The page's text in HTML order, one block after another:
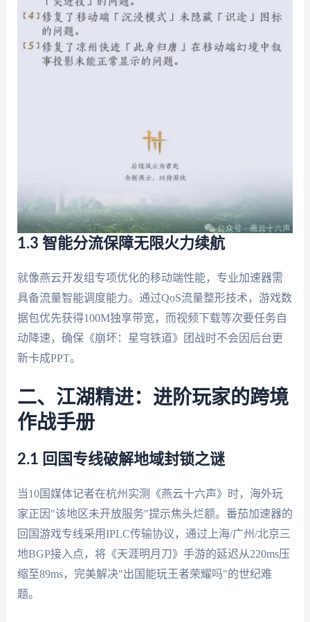
1.3 智能分流保障无限火力续航
就像燕云开发组专项优化的移动端性能，专业加速器需
具备流量智能调度能力。通过QoS流量整形技术，游戏数
据包优先获得100M独享带宽，而视频下载等次要任务自
动降速，确保《崩坏：星穹铁道》团战时不会因后台更
新卡成PPT。
二、江湖精进：进阶玩家的跨境
作战手册
2.1 回国专线破解地域封锁之谜
当10国媒体记者在杭州实测《燕云十六声》时，海外玩
家正因"该地区未开放服务"提示焦头烂额。番茄加速器的
回国游戏专线采用IPLC传输协议，通过上海/广州/北京三
地BGP接入点，将《天涯明月刀》手游的延迟从220ms压
缩至89ms，完美解决"出国能玩王者荣耀吗"的世纪难
题。